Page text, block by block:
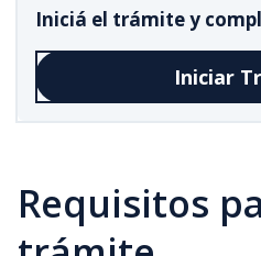
Requisitos
Iniciá el trámite y
Iniciar